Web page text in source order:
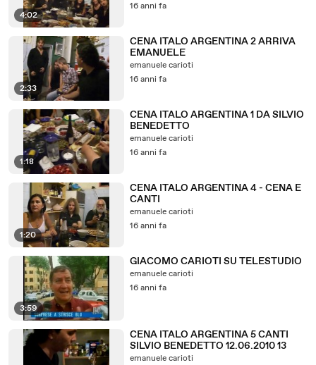
4:02
16 anni fa
2:33
CENA ITALO ARGENTINA 2 ARRIVA
EMANUELE
emanuele carioti
16 anni fa
1:18
CENA ITALO ARGENTINA 1 DA SILVIO
BENEDETTO
emanuele carioti
16 anni fa
1:20
CENA ITALO ARGENTINA 4 - CENA E
CANTI
emanuele carioti
16 anni fa
3:59
GIACOMO CARIOTI SU TELESTUDIO
emanuele carioti
16 anni fa
CENA ITALO ARGENTINA 5 CANTI
SILVIO BENEDETTO 12.06.2010 13
emanuele carioti